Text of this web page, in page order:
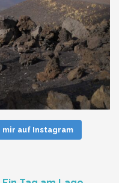
mir auf Instagram